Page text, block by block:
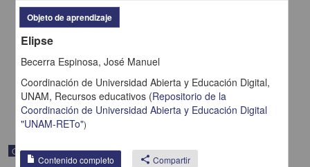
Función Inversa
Becerra Espinosa, José Manuel - Coordinación de Universidad
Abierta y Educación a Distancia, UNAM; Dirección General de la
Escuela Nacional Preparatoria, UNAM
2019-09-06
Objeto de aprendizaje
Objeto de aprendizaje
Elipse
Becerra Espinosa, José Manuel
Coordinación de Universidad Abierta y Educación Digital,
UNAM, Recursos educativos (Repositorio de la
Coordinación de Universidad Abierta y Educación Digital
"UNAM-RETo")
Contenido completo share Compartir